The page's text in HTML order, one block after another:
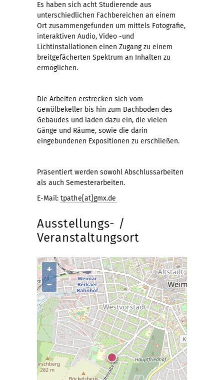
Es haben sich acht Studierende aus
unterschiedlichen Fachbereichen an einem
Ort zusammengefunden um mittels Fotografie,
interaktiven Audio, Video -und
Lichtinstallationen einen Zugang zu einem
breitgefächerten Spektrum an Inhalten zu
ermöglichen.
Die Arbeiten erstrecken sich vom
Gewölbekeller bis hin zum Dachboden des
Gebäudes und laden dazu ein, die vielen
Gänge und Räume, sowie die darin
eingebundenen Expositionen zu erschließen.
Präsentiert werden sowohl Abschlussarbeiten
als auch Semesterarbeiten.
E-Mail: tpathe[at]gmx.de
Ausstellungs- /
Veranstaltungsort
+
−